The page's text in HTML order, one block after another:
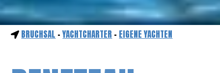
BRUCHSAL -YACHTCHARTER - EIGENE YACHTEN